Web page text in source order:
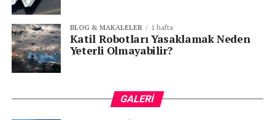
BLOG & MAKALELER 1 hafta
Katil Robotları Yasaklamak Neden
Yeterli Olmayabilir?
GALERI